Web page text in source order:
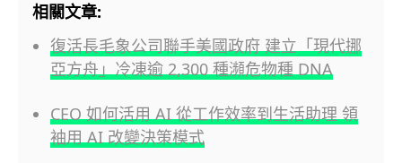
相關文章:
復活長毛象公司聯手美國政府 建立「現代挪
亞方舟」冷凍逾 2,300 種瀕危物種 DNA
CEO 如何活用 AI 從工作效率到生活助理 領
袖用 AI 改變決策模式